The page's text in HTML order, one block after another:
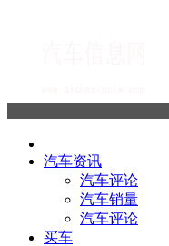
汽车资讯
汽车评论
汽车销量
汽车评论
买车